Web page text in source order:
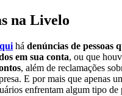
na Livelo
há denúncias de pessoas
em sua conta, ou que
, além de reclamações
E por mais que apenas
enfrentam algum tipo de